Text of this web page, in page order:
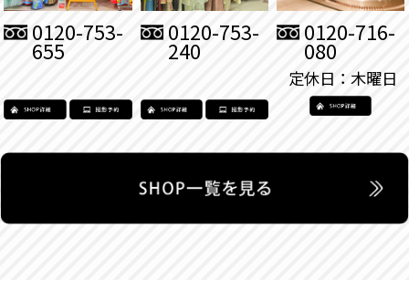
0120-753-
655
0120-753-
240
0120-716-
080
定休日：木曜日